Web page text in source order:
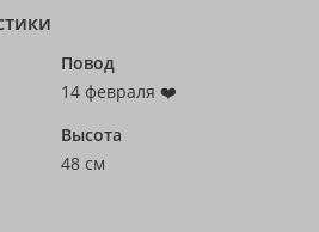
Повод
14 февраля ❤️
Высота
48 см